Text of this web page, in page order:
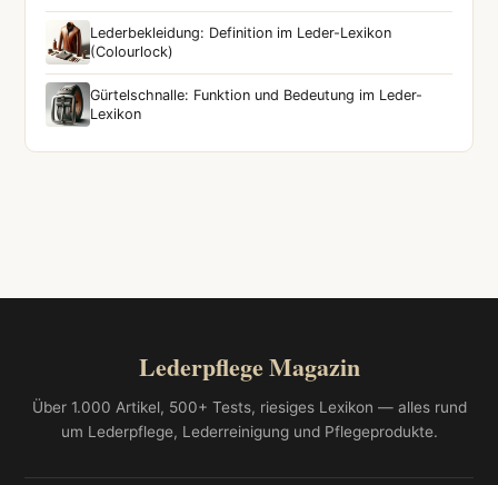
Lederbekleidung: Definition im Leder-Lexikon
(Colourlock)
Gürtelschnalle: Funktion und Bedeutung im Leder-
Lexikon
Lederpflege Magazin
Über 1.000 Artikel, 500+ Tests, riesiges Lexikon — alles rund
um Lederpflege, Lederreinigung und Pflegeprodukte.